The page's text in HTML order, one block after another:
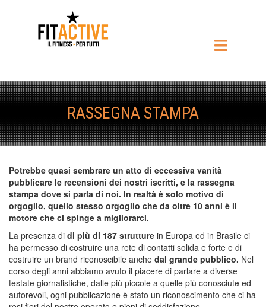
RASSEGNA STAMPA
Potrebbe quasi sembrare un atto di eccessiva vanità
pubblicare le recensioni dei nostri iscritti, e la rassegna
stampa dove si parla di noi. In realtà è solo motivo di
orgoglio, quello stesso orgoglio che da oltre 10 anni è il
motore che ci spinge a migliorarci.
La presenza di di più di 187 strutture in Europa ed in Brasile ci
ha permesso di costruire una rete di contatti solida e forte e di
costruire un brand riconoscibile anche dal grande pubblico. Nel
corso degli anni abbiamo avuto il piacere di parlare a diverse
testate giornalistiche, dalle più piccole a quelle più conosciute ed
autorevoli, ogni pubblicazione è stato un riconoscimento che ci ha